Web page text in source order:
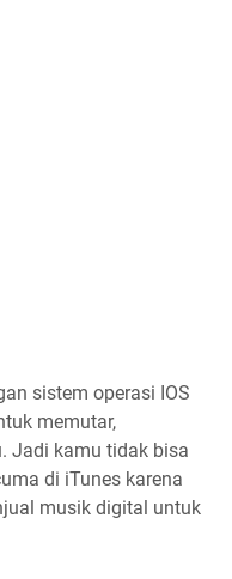
sistem operasi IOS
memutar,
Jadi kamu tidak bisa
di iTunes karena
musik digital untuk